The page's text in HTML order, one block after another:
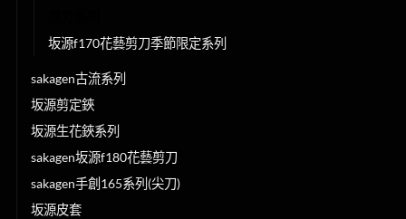
坂源f170花藝剪刀季節限定系列
sakagen古流系列
坂源剪定鋏
坂源生花鋏系列
sakagen坂源f180花藝剪刀
sakagen手創165系列(尖刀)
坂源皮套